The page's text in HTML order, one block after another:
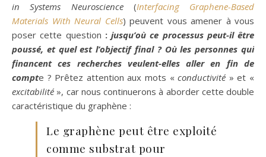
in
Systems Neuroscience (Interfacing Graphene-Based
Materials With Neural Cells) peuvent vous amener à vous
poser cette question : jusqu’où ce processus peut-il être
poussé, et quel est l’objectif final ? Où les personnes qui
financent ces recherches veulent-elles aller en fin de
compte ? Prêtez attention aux mots «conductivité » et «
excitabilité », car nous continuerons à aborder cette double
caractéristique du graphène :
Le graphène peut être exploité
comme substrat pour